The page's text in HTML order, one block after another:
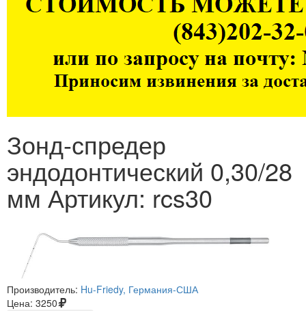
Зонд-спредер
эндодонтический 0,30/28
мм Артикул: rcs30
Производитель: Hu-Friedy, Германия-США
Цена: 3250